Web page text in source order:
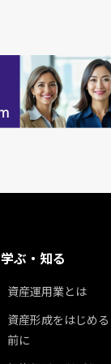
学ぶ・知る
資産運用業とは
資産形成をはじめる
前に